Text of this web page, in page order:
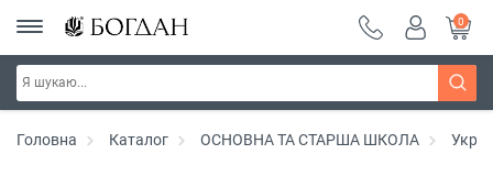
0
Головна Каталог ОСНОВНА ТА СТАРША ШКОЛА